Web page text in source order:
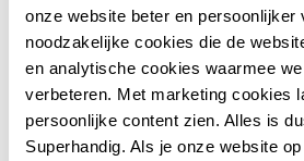
onze website beter en persoonlijker
noodzakelijke cookies die de
en analytische cookies waarmee
verbeteren. Met marketing cookies
persoonlijke content zien. Alles is
Superhandig. Als je onze website